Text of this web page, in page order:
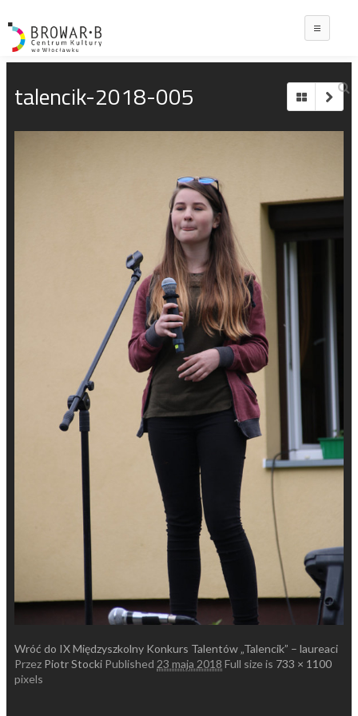
talencik-2018-005
Wróć do IX Międzyszkolny Konkurs Talentów „Talencik” – laureaci
Przez Piotr Stocki Published 23 maja 2018 Full size is 733 × 1100
pixels